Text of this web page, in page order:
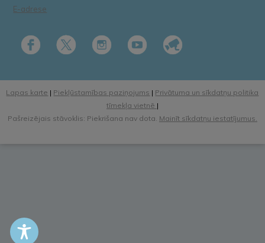
E-adrese
Lapas karte | Piekļūstamības paziņojums | Privātuma un sīkdatņu politika
tīmekļa vietnē |
Pašreizējais stāvoklis: Piekrišana nav dota. Mainīt sīkdatņu iestatījumus.